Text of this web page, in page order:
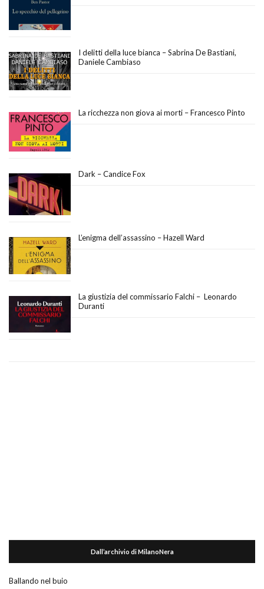
I delitti della luce bianca – Sabrina De Bastiani,
Daniele Cambiaso
La ricchezza non giova ai morti – Francesco Pinto
Dark – Candice Fox
L’enigma dell’assassino – Hazell Ward
La giustizia del commissario Falchi – Leonardo
Duranti
Dall’archivio di MilanoNera
Ballando nel buio